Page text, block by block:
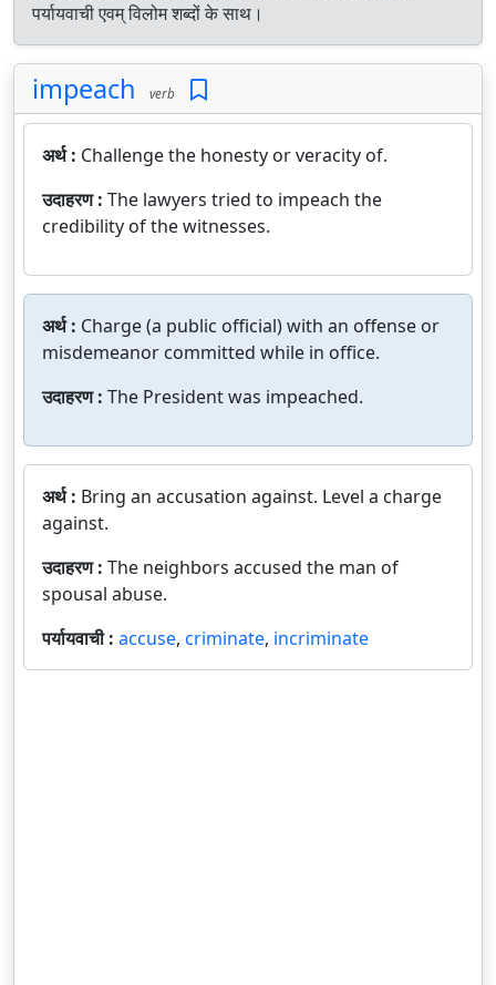
पर्यायवाची एवम् विलोम शब्दों के साथ।
impeach verb
अर्थ : Challenge the honesty or veracity of.
उदाहरण : The lawyers tried to impeach the
credibility of the witnesses.
अर्थ : Charge (a public official) with an offense or
misdemeanor committed while in office.
उदाहरण : The President was impeached.
अर्थ : Bring an accusation against. Level a charge
against.
उदाहरण : The neighbors accused the man of
spousal abuse.
पर्यायवाची : accuse, criminate, incriminate